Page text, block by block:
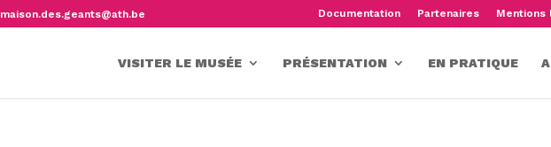
maison.des.geants@ath.be Documentation Partenaires Mentions
VISITER LE MUSÉE PRÉSENTATION EN PRATIQUE